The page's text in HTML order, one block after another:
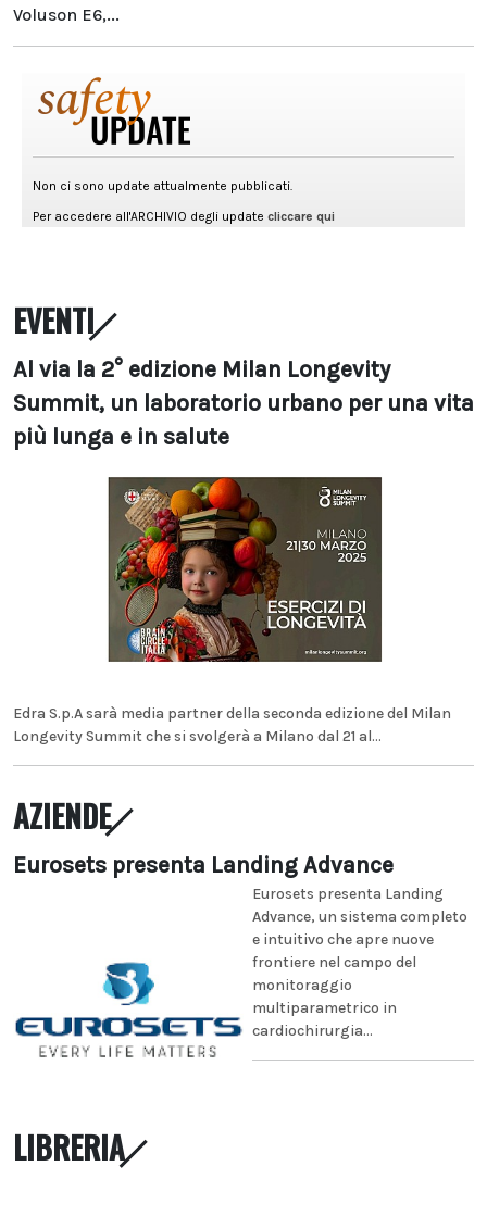
Voluson E6,...
EVENTI
Al via la 2° edizione Milan Longevity
Summit, un laboratorio urbano per una vita
più lunga e in salute
Edra S.p.A sarà media partner della seconda edizione del Milan
Longevity Summit che si svolgerà a Milano dal 21 al...
AZIENDE
Eurosets presenta Landing Advance
Eurosets presenta Landing
Advance, un sistema completo
e intuitivo che apre nuove
frontiere nel campo del
monitoraggio
multiparametrico in
cardiochirurgia...
LIBRERIA